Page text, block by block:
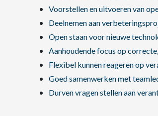
Voorstellen en uitvoeren van
Deelnemen aan
Open staan voor nieuwe
Aanhoudende focus op
Flexibel kunnen reageren op
Goed samenwerken met
Durven vragen stellen aan